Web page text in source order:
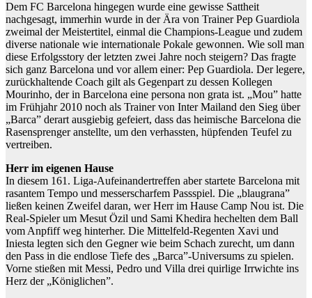
Dem FC Barcelona hingegen wurde eine gewisse Sattheit
nachgesagt, immerhin wurde in der Ära von Trainer Pep Guardiola
zweimal der Meistertitel, einmal die Champions-League und zudem
diverse nationale wie internationale Pokale gewonnen. Wie soll man
diese Erfolgsstory der letzten zwei Jahre noch steigern? Das fragte
sich ganz Barcelona und vor allem einer: Pep Guardiola. Der legere,
zurückhaltende Coach gilt als Gegenpart zu dessen Kollegen
Mourinho, der in Barcelona eine persona non grata ist. „Mou” hatte
im Frühjahr 2010 noch als Trainer von Inter Mailand den Sieg über
„Barca” derart ausgiebig gefeiert, dass das heimische Barcelona die
Rasensprenger anstellte, um den verhassten, hüpfenden Teufel zu
vertreiben.
Herr im eigenen Hause
In diesem 161. Liga-Aufeinandertreffen aber startete Barcelona mit
rasantem Tempo und messerscharfem Passspiel. Die „blaugrana”
ließen keinen Zweifel daran, wer Herr im Hause Camp Nou ist. Die
Real-Spieler um Mesut Özil und Sami Khedira hechelten dem Ball
vom Anpfiff weg hinterher. Die Mittelfeld-Regenten Xavi und
Iniesta legten sich den Gegner wie beim Schach zurecht, um dann
den Pass in die endlose Tiefe des „Barca”-Universums zu spielen.
Vorne stießen mit Messi, Pedro und Villa drei quirlige Irrwichte ins
Herz der „Königlichen”.